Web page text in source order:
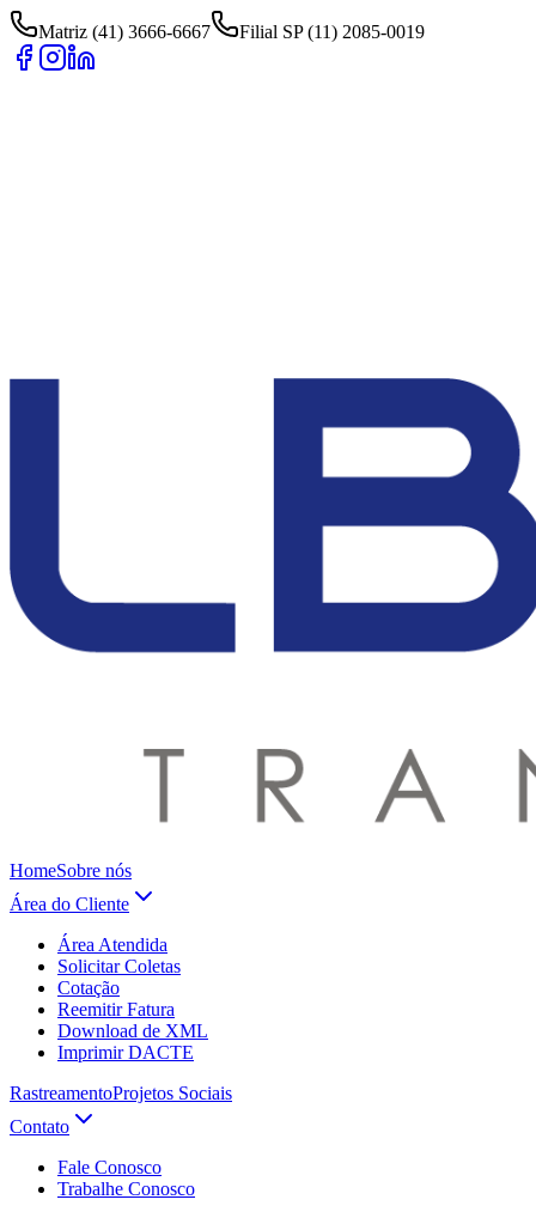
Matriz (41) 3666-6667 Filial SP (11) 2085-0019
HomeSobre nós
Área do Cliente
Área Atendida
Solicitar Coletas
Cotação
Reemitir Fatura
Download de XML
Imprimir DACTE
RastreamentoProjetos Sociais
Contato
Fale Conosco
Trabalhe Conosco